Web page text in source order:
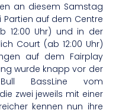
an diesem Samstag
auf dem Centre
12:00 Uhr) und in der
Court (ab 12:00 Uhr)
auf dem Fairplay
wurde knapp vor der
BassLine vom
zwei jeweils mit einer
kennen nun ihre